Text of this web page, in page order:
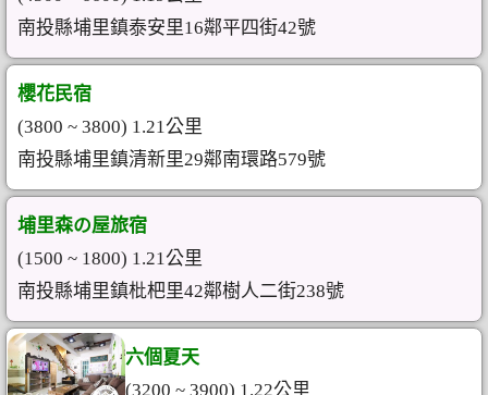
南投縣埔里鎮泰安里16鄰平四街42號
櫻花民宿
(3800 ~ 3800) 1.21公里
南投縣埔里鎮清新里29鄰南環路579號
埔里森の屋旅宿
(1500 ~ 1800) 1.21公里
南投縣埔里鎮枇杷里42鄰樹人二街238號
六個夏天
(3200 ~ 3900) 1.22公里